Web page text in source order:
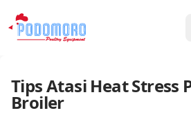
Tips Atasi Heat Stress
Broiler